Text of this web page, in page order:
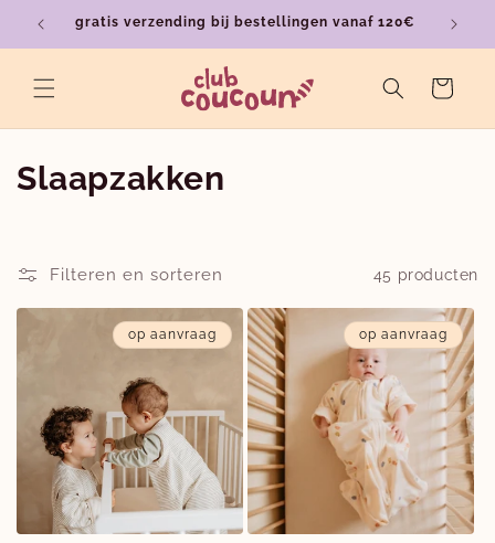
naar de
content
gratis verzending bij bestellingen vanaf 120€
Winkelwagen
C
l
l
e
e
Slaapzakken
Filteren en sorteren 45 producten
op aanvraag op aanvraag